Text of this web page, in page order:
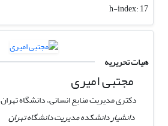
h-index:17
هیات تحریریه
مجتبی امیری
دکتری مدیریت منابع انسانی، دانشگاه تهران
دانشیار دانشکده مدیریت دانشگاه تهران